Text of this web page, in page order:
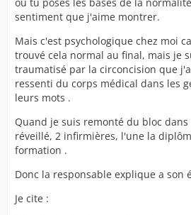
sentiment que j'aime montrer.
Mais c'est psychologique chez moi
trouvé cela normal au final, mais je
traumatisé par la circoncision que
ressenti du corps médical dans les
leurs mots .
Quand je suis remonté du bloc
réveillé, 2 infirmières, l'une la
formation .
Donc la responsable explique a son
Je cite :